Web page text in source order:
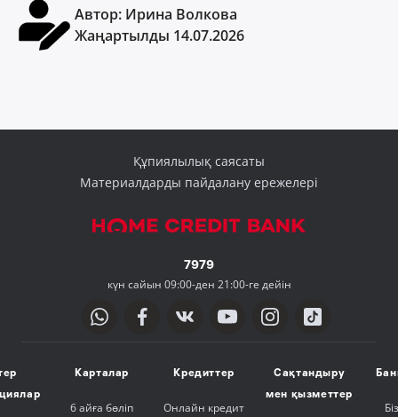
Автор: Ирина Волкова
Жаңартылды 14.07.2026
Құпиялылық саясаты
Материалдарды пайдалану ережелері
7979
күн сайын 09:00-ден 21:00-ге дейін
Карталар
6 айға бөліп
Кредиттер
Онлайн кредит
Сақтандыру
мен қызметтер